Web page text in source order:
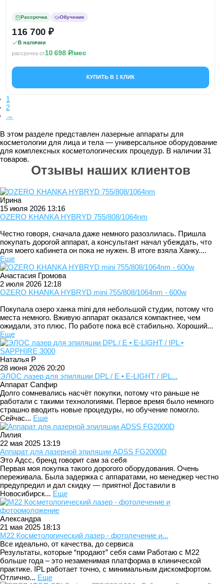
Рассрочка Обучение
116 700
В наличии
рассрочка от10 698 /мес
КУПИТЬ В 1 КЛИК
1
2
→
В этом разделе представлен лазерные аппараты для
косметологии для лица и тела — универсальное оборудование
для комплексных косметологических процедур. В наличии 31
товаров.
Отзывы наших клиентов
Ирина
15 июля 2026 13:16
OZERO KHANKA HYBRYD 755/808/1064nm
Честно говоря, сначала даже немного разозлилась. Пришла
покупать дорогой аппарат, а консультант начал убеждать, что
для моего кабинета он пока не нужен. В итоге взяла Ханку....
Еще
Анастасия Громова
2 июля 2026 12:18
OZERO KHANKA HYBRYD mini 755/808/1064nm - 600w
Покупала озеро ханка mini для небольшой студии, потому что
места немного. Вживую аппарат оказался компактнее, чем
ожидали, это плюс. По работе пока всё стабильно. Хороший...
Еще
Наталья Р
28 июня 2026 20:20
ЭЛОС лазер для эпиляции DPL / E • E-LIGHT / IPL...
Аппарат Сапфир
Долго сомневались насчёт покупки, потому что раньше не
работали с такими технологиями. Первое время было немного
страшно вводить новые процедуры, но обучение помогло.
Сейчас... Еще
Лилия
22 мая 2025 13:19
Аппарат для лазерной эпиляции ADSS FG2000D
Это Адсс, бренд говорит сам за себя
Первая моя покупка такого дорогого оборудования. Очень
переживала. Была задержка с аппаратами, но менеджер честно
предупредил и дал скидку — приятно! Доставили в
Новосибирск... Еще
Александра
21 мая 2025 18:13
M22 Косметологический лазер - фотолечение и...
Все идеально, от качества, до сервиса
Результаты, которые “продают” себя сами Работаю с M22
больше года – это незаменимая платформа в клинической
практике. IPL работает точно, с минимальным дискомфортом.
Отлично... Еще